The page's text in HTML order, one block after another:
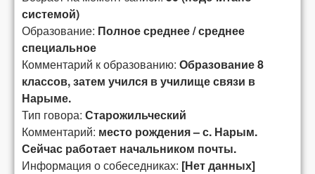
системой)
Образование: Полное среднее / среднее
специальное
Комментарий к образованию: Образование 8
классов, затем учился в училище связи в
Нарыме.
Тип говора: Старожильческий
Комментарий: место рождения – с. Нарым.
Сейчас работает начальником почты.
Информация о собеседниках: [Нет данных]